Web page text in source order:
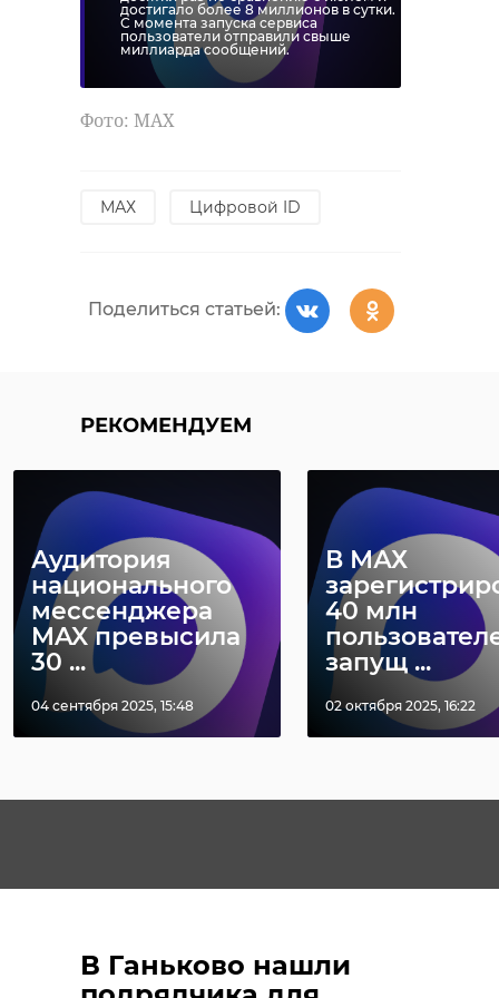
достигало более 8 миллионов в сутки.
С момента запуска сервиса
пользователи отправили свыше
миллиарда сообщений.
Фото: МАХ
МАХ Цифровой ID
Поделиться статьей:
РЕКОМЕНДУЕМ
Аудитория
национального
мессенджера
MAX превысила
30 ...
04 сентября 2025, 15:48
В МАХ
40 млн
запущ ...
02 октября 2025, 16:22
В Ганьково нашли
FINOPOLIS втб